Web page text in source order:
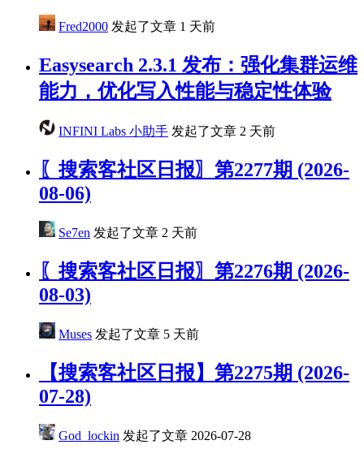
Fred2000 发起了文章 1 天前
Easysearch 2.3.1 发布：强化集群运维
能力，优化写入性能与稳定性体验
INFINI Labs 小助手 发起了文章 2 天前
〖搜索客社区日报〗第2277期 (2026-
08-06)
Se7en 发起了文章 2 天前
〖搜索客社区日报〗第2276期 (2026-
08-03)
Muses 发起了文章 5 天前
【搜索客社区日报】第2275期 (2026-
07-28)
God_lockin 发起了文章 2026-07-28